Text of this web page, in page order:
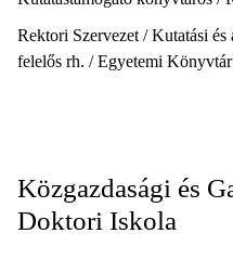
Rektori Szervezet / Kutatási és
felelős rh. / Egyetemi Könyvtár
Közgazdasági és
Doktori Iskola